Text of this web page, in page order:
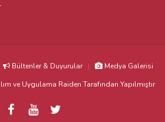
Bültenler & Duyurular
Medya Galerisi
ve Uygulama Raiden Tarafından Yapılmıştır